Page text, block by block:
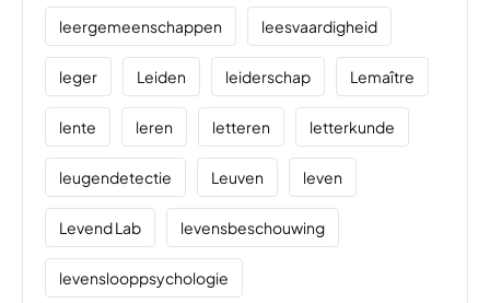
leergemeenschappen leesvaardigheid
leger Leiden leiderschap Lemaître
lente leren letteren letterkunde
leugendetectie Leuven leven
Levend Lab levensbeschouwing
levenslooppsychologie